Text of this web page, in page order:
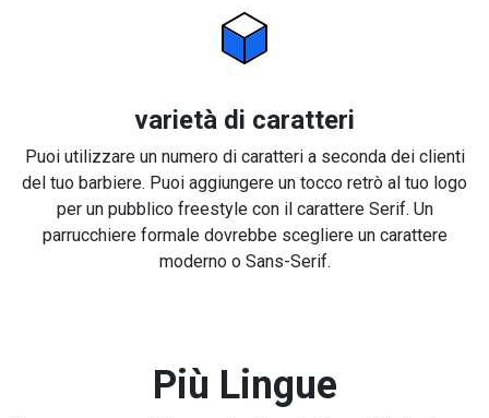
varietà di caratteri
Puoi utilizzare un numero di caratteri a seconda dei clienti
del tuo barbiere. Puoi aggiungere un tocco retrò al tuo logo
per un pubblico freestyle con il carattere Serif. Un
parrucchiere formale dovrebbe scegliere un carattere
moderno o Sans-Serif.
Più Lingue